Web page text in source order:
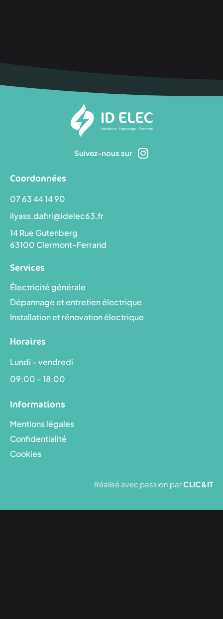
Suivez-nous sur
Coordonnées
07 63 44 14 90
ilyass.dafiri@idelec63.fr
14 Rue Gutenberg
63100 Clermont-Ferrand
Services
Électricité générale
Dépannage et entretien électrique
Installation et rénovation électrique
Horaires
Lundi - vendredi
09:00 - 18:00
Informations
Mentions légales
Confidentialité
Cookies
Réalisé avec passion parCLIC&IT